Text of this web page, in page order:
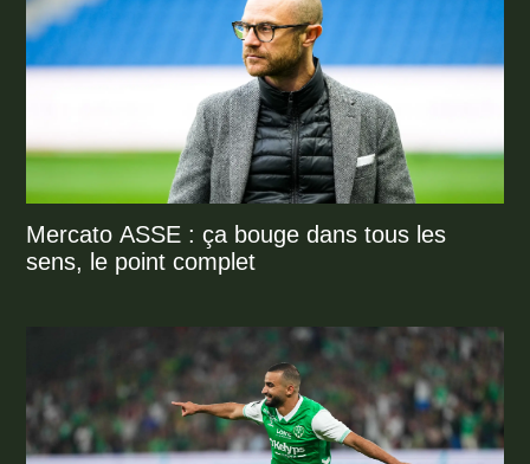
Mercato ASSE : ça bouge dans tous les
sens, le point complet